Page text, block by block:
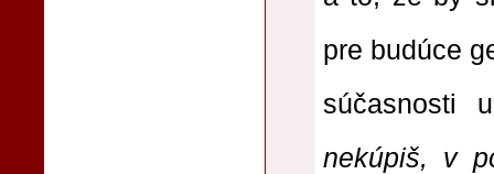
pre budúce
súčasnosti
nekúpiš, v